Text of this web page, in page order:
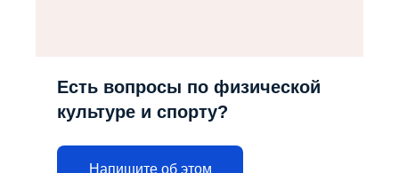
Есть вопросы по физической
культуре и спорту?
Напишите об этом